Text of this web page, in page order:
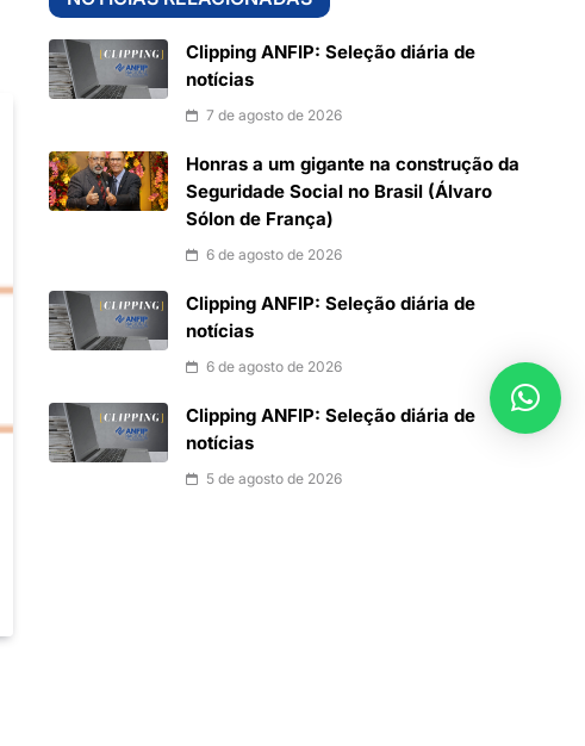
Clipping ANFIP: Seleção diária de
notícias
7 de agosto de 2026
Honras a um gigante na construção da
Seguridade Social no Brasil (Álvaro
Sólon de França)
6 de agosto de 2026
Clipping ANFIP: Seleção diária de
notícias
6 de agosto de 2026
Clipping ANFIP: Seleção diária de
notícias
5 de agosto de 2026